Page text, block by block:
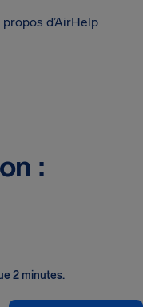
propos d’AirHelp
:
2 minutes.